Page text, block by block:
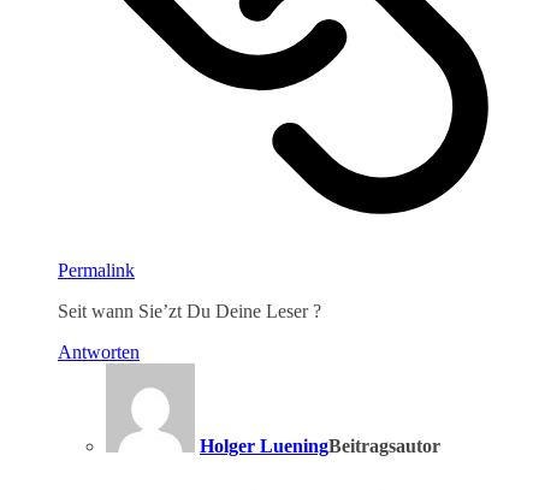
Permalink
Seit wann Sie’zt Du Deine Leser ?
Antworten
Holger LueningBeitragsautor